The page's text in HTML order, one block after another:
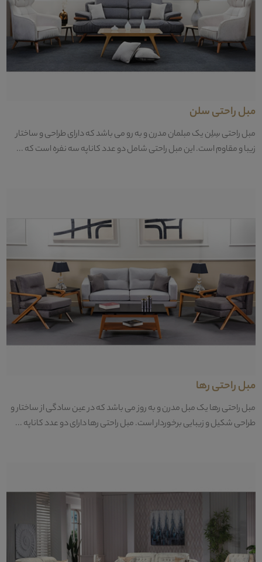
مبل راحتی سلن
مبل راحتی سِلِن یک مبلمان مدرن و به رو می باشد که دارای طراحی و ساختار
زیبا و مقاوم است. این مبل راحتی شامل دو عدد کاناپه سه نفره است که ...
مبل راحتی رها
مبل راحتی رها یک مبل مدرن و به روز می باشد که در عین سادگی از ساختار و
طراحی شکیل و زیبایی برخوردار است. مبل راحتی رها دارای دو عدد کاناپه ...